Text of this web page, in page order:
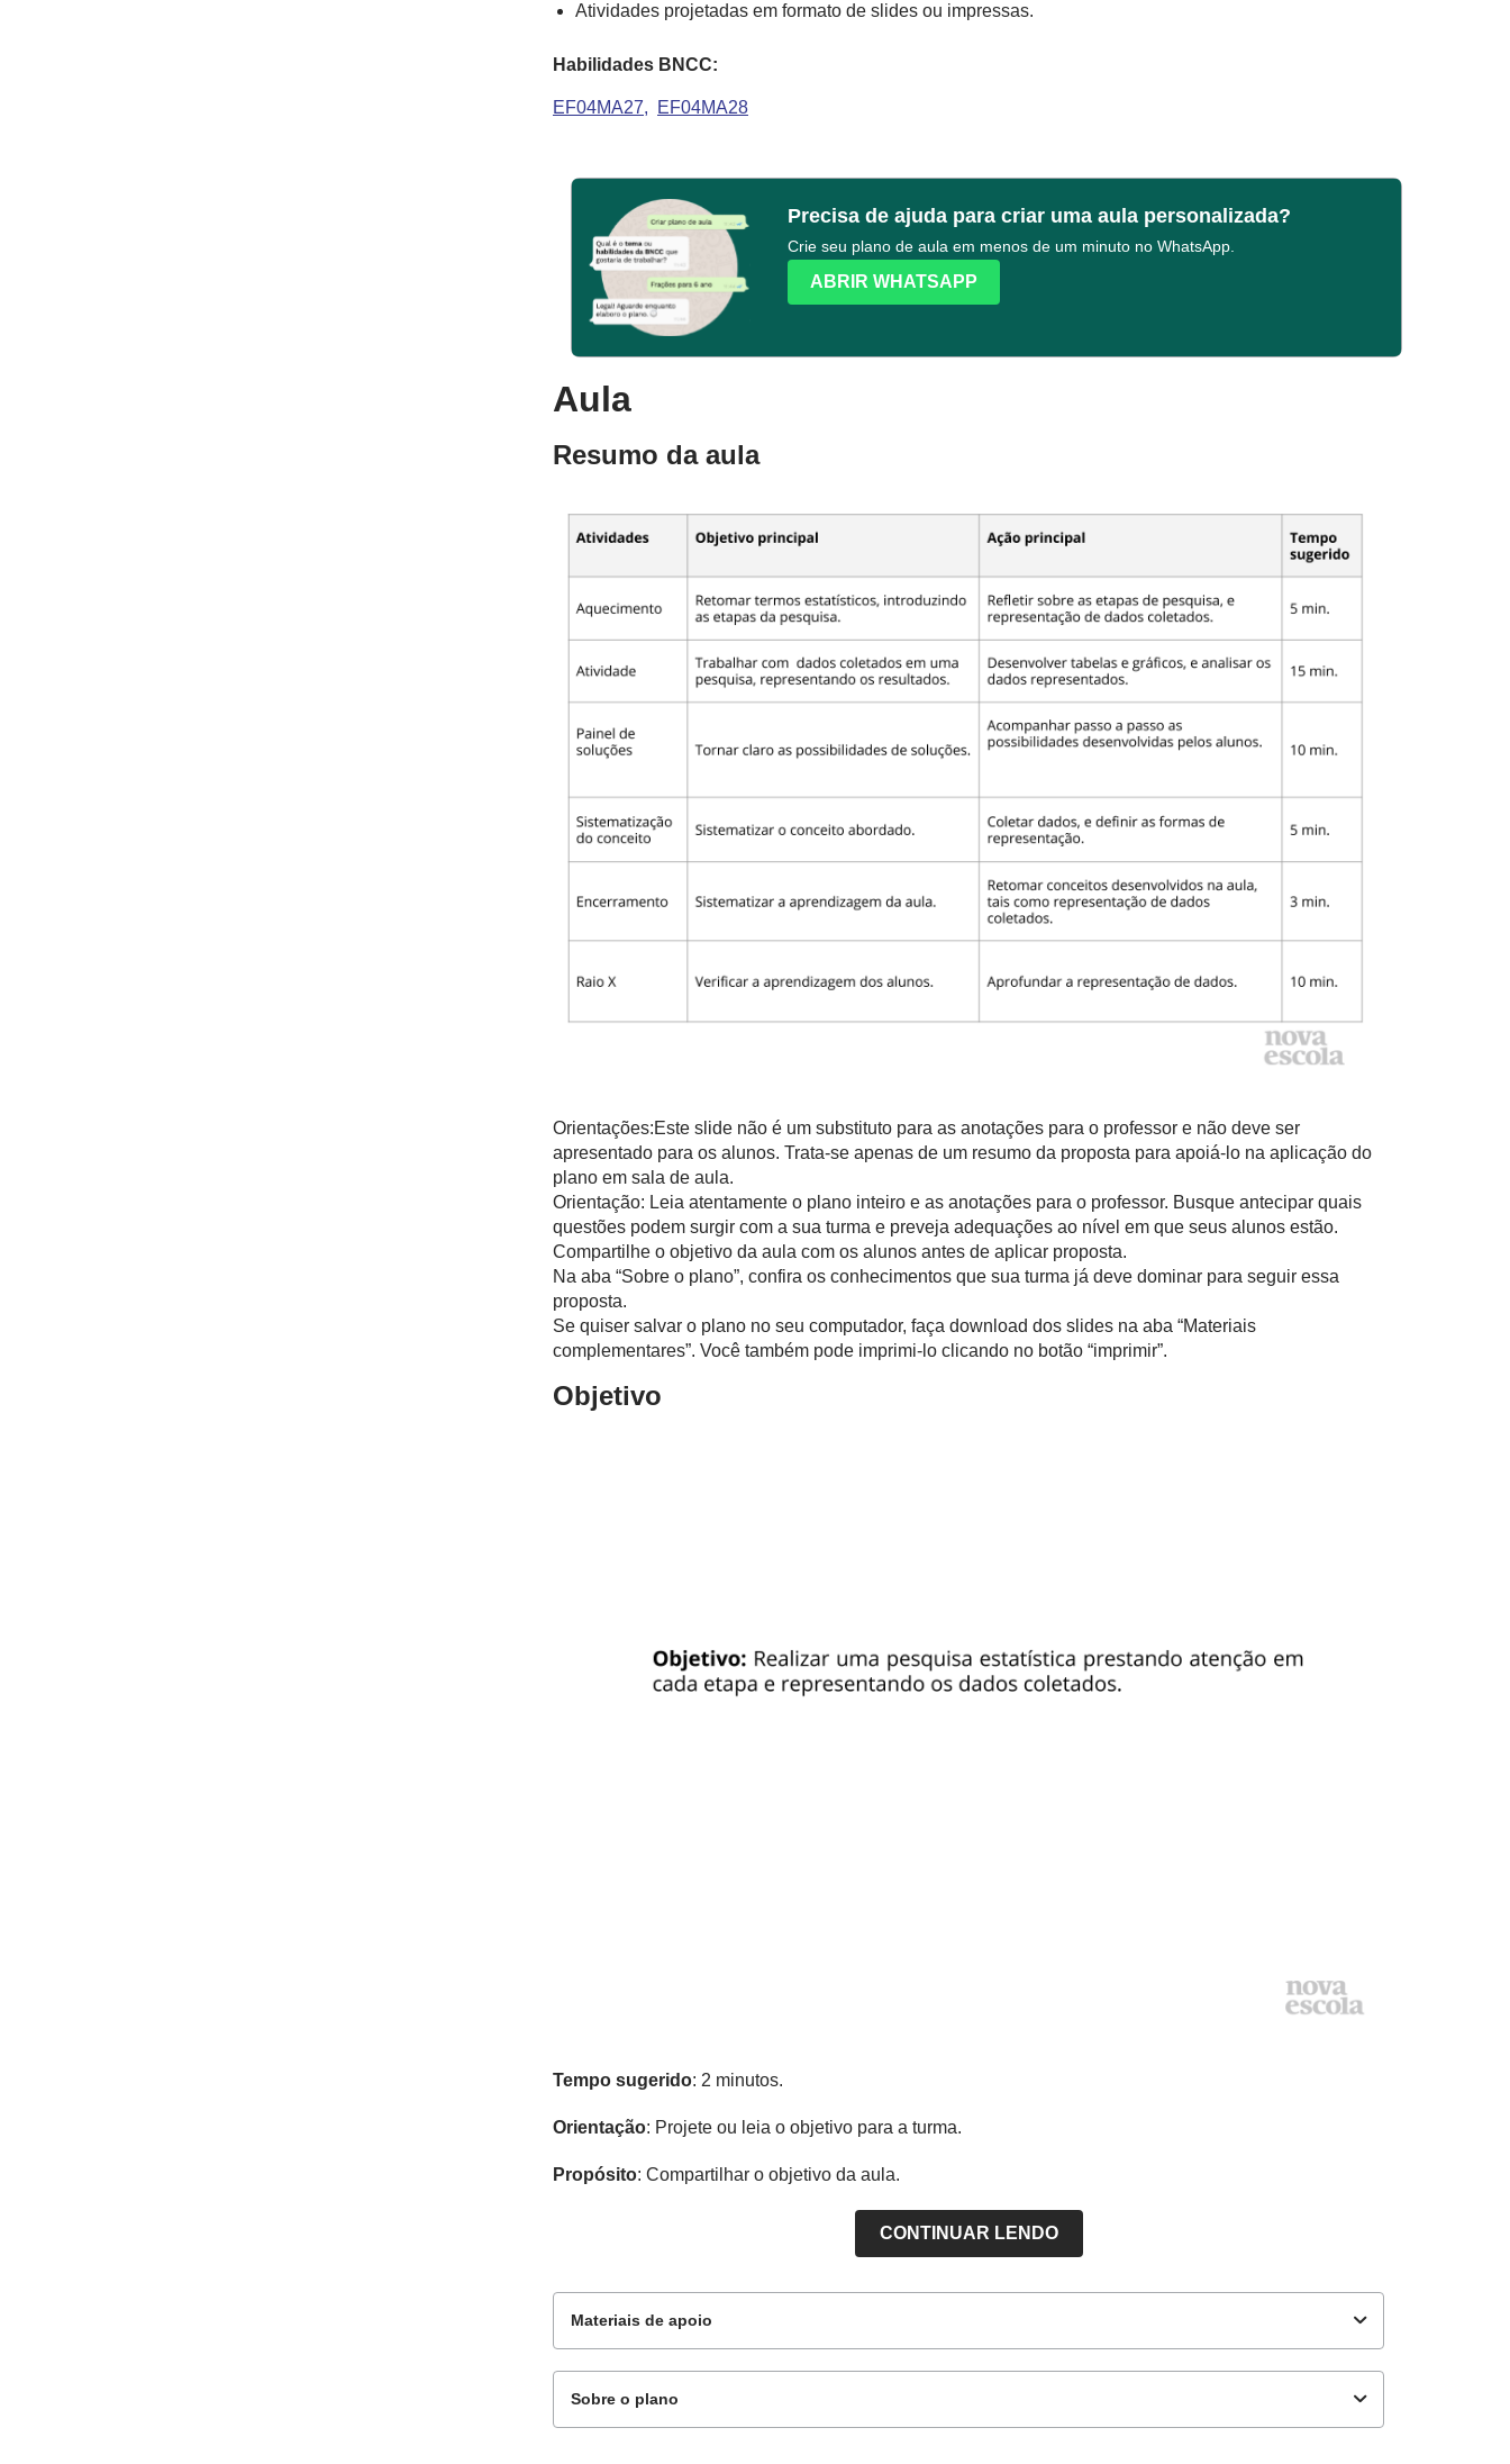
Atividades projetadas em formato de slides ou impressas.
Habilidades BNCC:
EF04MA27 EF04MA28
Precisa de ajuda para criar uma aula personalizada?
Crie seu plano de aula em menos de um minuto no WhatsApp.
ABRIR WHATSAPP
Aula
Resumo da aula
Orientações:Este slide não é um substituto para as anotações para o professor e não deve ser
apresentado para os alunos. Trata-se apenas de um resumo da proposta para apoiá-lo na aplicação do
plano em sala de aula.
Orientação: Leia atentamente o plano inteiro e as anotações para o professor. Busque antecipar quais
questões podem surgir com a sua turma e preveja adequações ao nível em que seus alunos estão.
Compartilhe o objetivo da aula com os alunos antes de aplicar proposta.
Na aba “Sobre o plano”, confira os conhecimentos que sua turma já deve dominar para seguir essa
proposta.
Se quiser salvar o plano no seu computador, faça download dos slides na aba “Materiais
complementares”. Você também pode imprimi-lo clicando no botão “imprimir”.
Objetivo
Tempo sugerido: 2 minutos.
Orientação: Projete ou leia o objetivo para a turma.
Propósito: Compartilhar o objetivo da aula.
CONTINUAR LENDO
Materiais de apoio
Sobre o plano